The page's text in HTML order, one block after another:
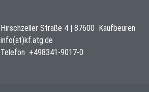
Hirschzeller Straße 4 87600
Kaufbeuren
info(at)kf.atg.de
Telefon +498341-9017-0